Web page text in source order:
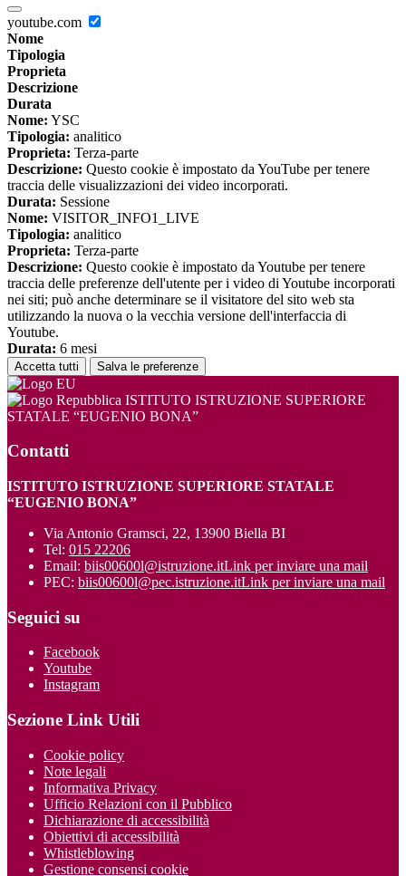
youtube.com
Nome
Tipologia
Proprieta
Descrizione
Durata
Nome: YSC
Tipologia: analitico
Proprieta: Terza-parte
Descrizione: Questo cookie è impostato da YouTube per tenere
traccia delle visualizzazioni dei video incorporati.
Durata: Sessione
Nome: VISITOR_INFO1_LIVE
Tipologia: analitico
Proprieta: Terza-parte
Descrizione: Questo cookie è impostato da Youtube per tenere
traccia delle preferenze dell'utente per i video di Youtube incorporati
nei siti; può anche determinare se il visitatore del sito web sta
utilizzando la nuova o la vecchia versione dell'interfaccia di
Youtube.
Durata: 6 mesi
Accetta tutti Salva le preferenze
ISTITUTO ISTRUZIONE SUPERIORE
STATALE “EUGENIO BONA”
Contatti
ISTITUTO ISTRUZIONE SUPERIORE STATALE
“EUGENIO BONA”
Via Antonio Gramsci, 22, 13900 Biella BI
Tel: 015 22206
Email: biis00600l@istruzione.itLink per inviare una mail
PEC: biis00600l@pec.istruzione.itLink per inviare una mail
Seguici su
Facebook
Youtube
Instagram
Sezione Link Utili
Cookie policy
Note legali
Informativa Privacy
Ufficio Relazioni con il Pubblico
Dichiarazione di accessibilità
Obiettivi di accessibilità
Whistleblowing
Gestione consensi cookie